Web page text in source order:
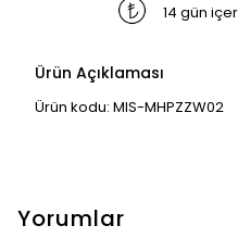
14 gün
Ürün Açıklaması
Ürün kodu: MIS-MHPZZW02
Yorumlar